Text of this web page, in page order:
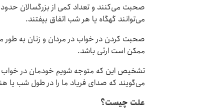
می‌توانند گهگاه یا هر شب اتفاق بیفتند.
صحبت کردن در خواب در مردان و زنان به طور
ممکن است ارثی باشد.
تشخیص این که متوجه شویم خودمان در خواب
می‌گویند که صدای فریاد ما را در طول شب یا
علت چیست؟